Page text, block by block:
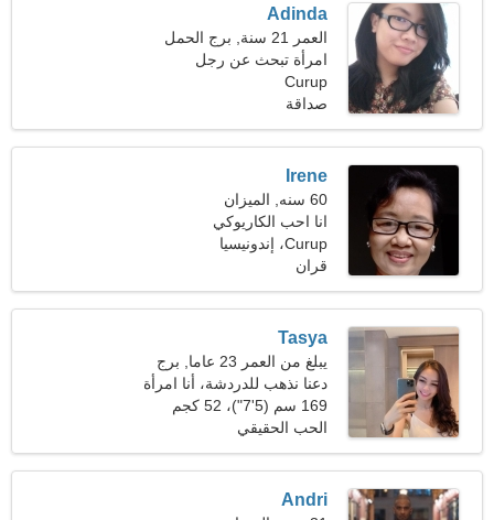
Adinda
العمر 21 سنة, برج الحمل
امرأة تبحث عن رجل
Curup
صداقة
Irene
60 سنه, الميزان
انا احب الكاريوكي
والاجتماعات
Curup، إندونيسيا
قران
Tasya
يبلغ من العمر 23 عاما, برج
العقرب
دعنا نذهب للدردشة، أنا امرأة
عاطفية
169 سم (5'7")، 52 كجم
(114 رطلا)
الحب الحقيقي
Andri